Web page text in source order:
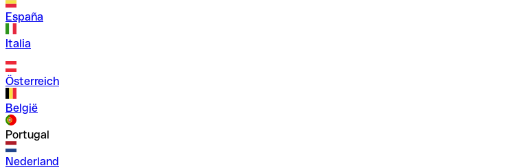
España
Italia
Österreich
België
Portugal
Nederland